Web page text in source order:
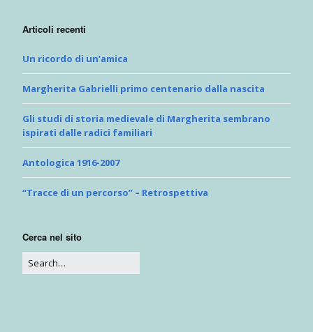
Articoli recenti
Un ricordo di un’amica
Margherita Gabrielli primo centenario dalla nascita
Gli studi di storia medievale di Margherita sembrano
ispirati dalle radici familiari
Antologica 1916-2007
“Tracce di un percorso” – Retrospettiva
Cerca nel sito